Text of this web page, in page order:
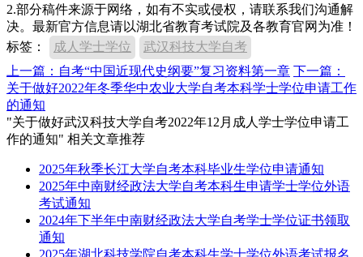
2.部分稿件来源于网络，如有不实或侵权，请联系我们沟通解
决。最新官方信息请以湖北省教育考试院及各教育官网为准！
标签：
成人学士学位
武汉科技大学自考
上一篇：自考“中国近现代史纲要”复习资料第一章 下一篇：
关于做好2022年冬季华中农业大学自考本科学士学位申请工作
的通知
"关于做好武汉科技大学自考2022年12月成人学士学位申请工
作的通知" 相关文章推荐
2025年秋季长江大学自考本科毕业生学位申请通知
2025年中南财经政法大学自考本科生申请学士学位外语
考试通知
2024年下半年中南财经政法大学自考学士学位证书领取
通知
2025年湖北科技学院自考本科生学士学位外语考试报名